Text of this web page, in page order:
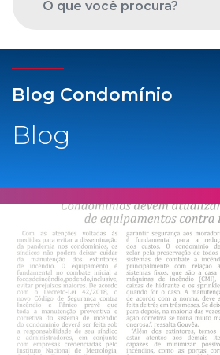
Blog Condomínio
Blog